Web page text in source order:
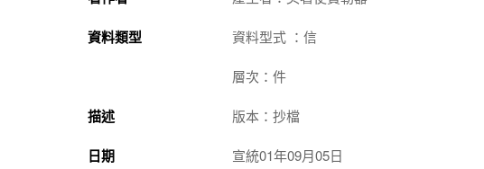
資料類型 資料型式 ：信
層次：件
描述 版本：抄檔
日期 宣統01年09月05日